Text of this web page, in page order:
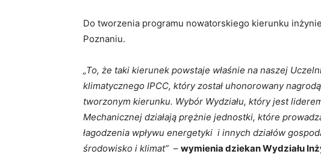
Do tworzenia programu nowatorskiego kierunku
Poznaniu.
„To, że taki kierunek powstaje właśnie na naszej
klimatycznego IPCC, który został uhonorowany
tworzonym kierunku. Wybór Wydziału, który jest
Mechanicznej działają prężnie jednostki, które
łagodzenia wpływu energetyki i innych działów
środowisko i klimat” – wymienia dziekan Wydziału